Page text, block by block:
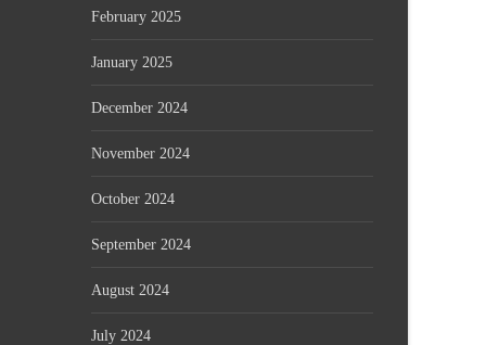
February 2025
January 2025
December 2024
November 2024
October 2024
September 2024
August 2024
July 2024